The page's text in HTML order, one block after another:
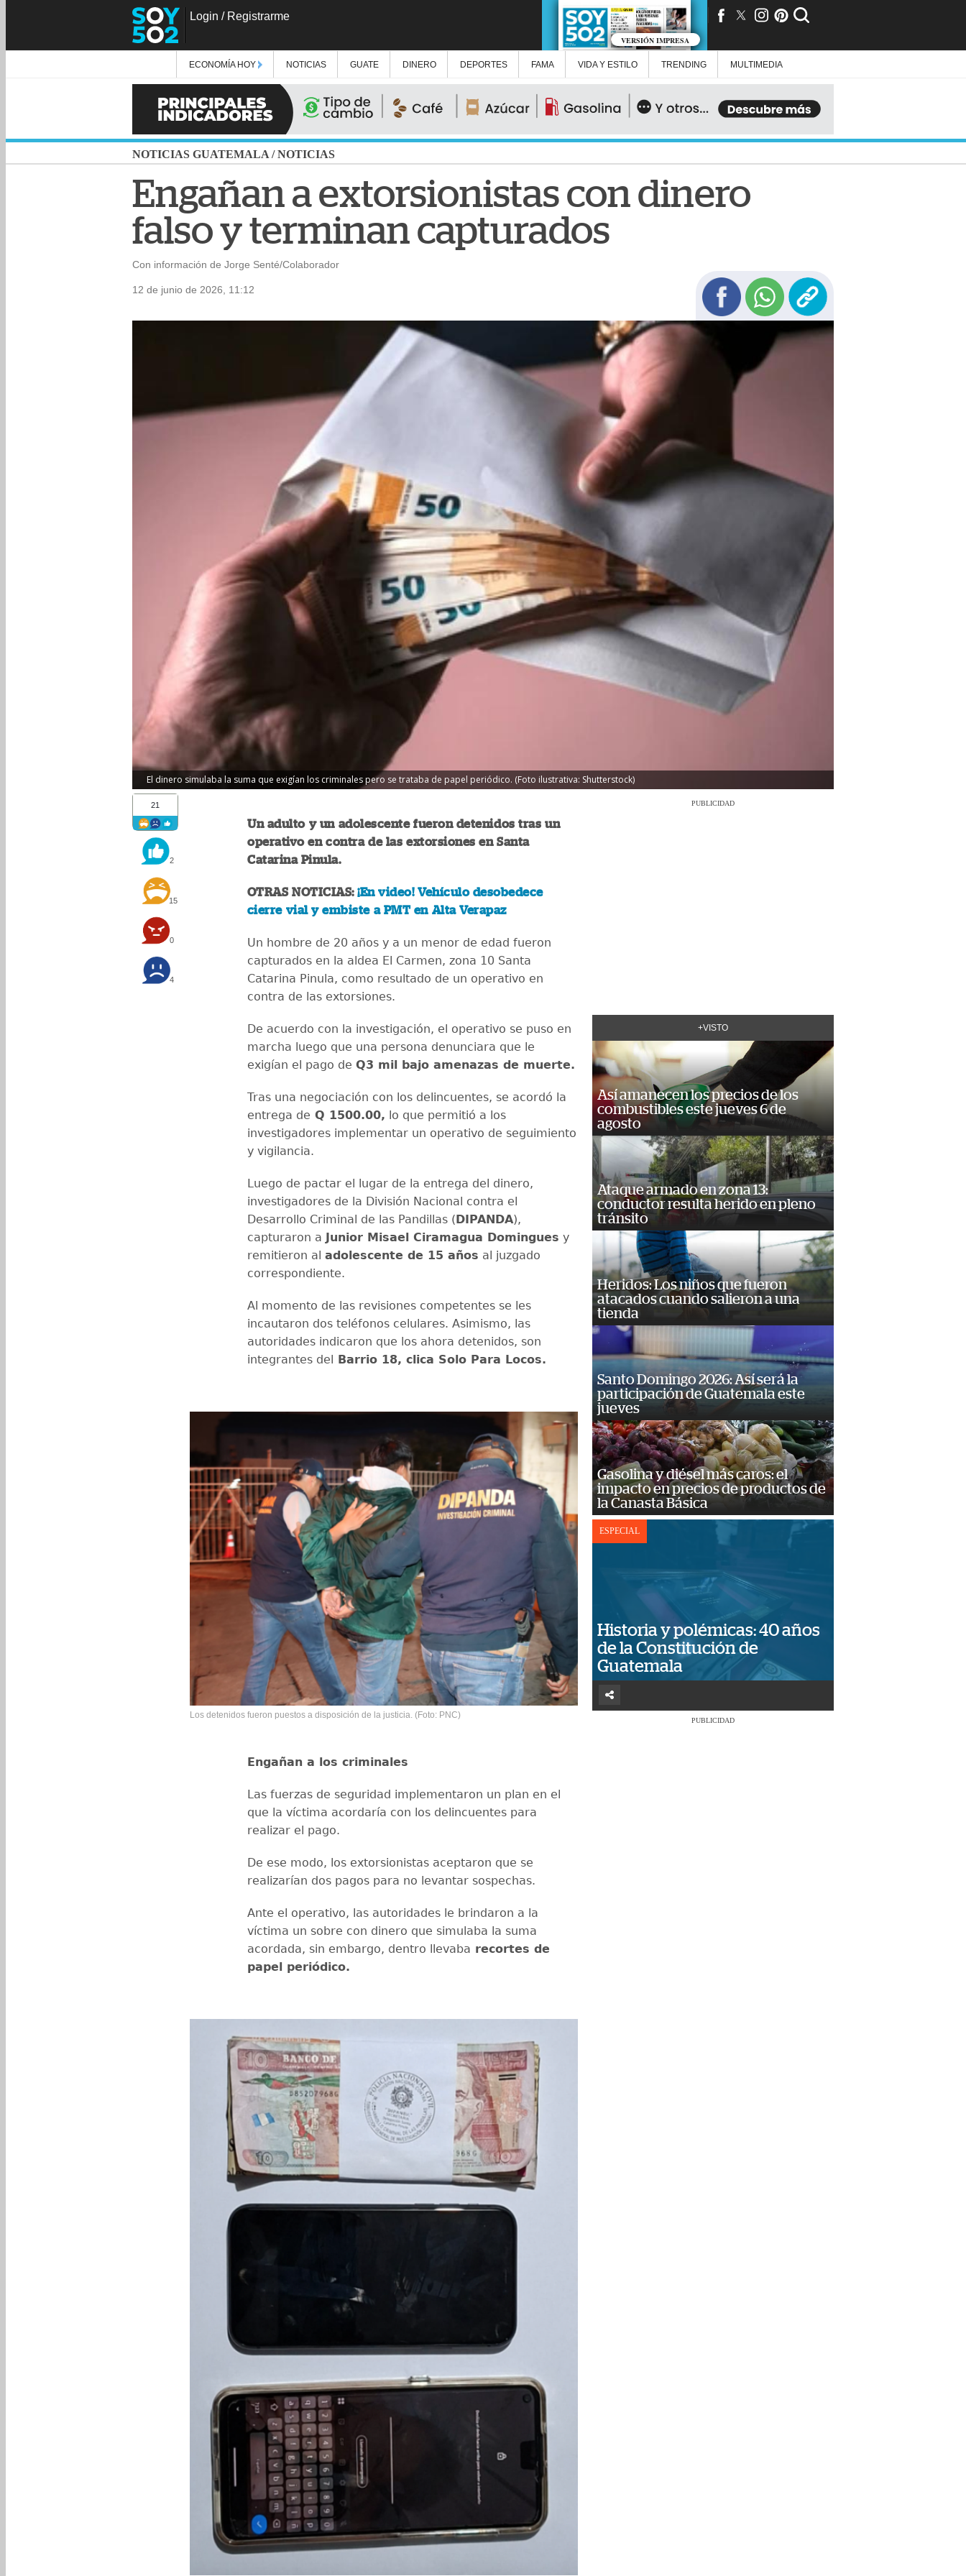
Login / Registrarme
VERSIÓN IMPRESA
ECONOMÍA HOY NOTICIAS GUATE DINERO DEPORTES FAMA VIDA Y ESTILO TRENDING MULTIMEDIA
NOTICIAS GUATEMALA /NOTICIAS
Engañan a extorsionistas con dinero
falso y terminan capturados
Con información de Jorge Senté/Colaborador
12 de junio de 2026, 11:12
El dinero simulaba la suma que exigían los criminales pero se trataba de papel periódico. (Foto ilustrativa: Shutterstock)
21
2
15
0
4
Un adulto y un adolescente fueron detenidos tras un
operativo en contra de las extorsiones en Santa
Catarina Pinula.
OTRAS NOTICIAS:¡En video! Vehículo desobedece
cierre vial y embiste a PMT en Alta Verapaz
Un hombre de 20 años y a un menor de edad fueron
capturados en la aldea El Carmen, zona 10 Santa
Catarina Pinula, como resultado de un operativo en
contra de las extorsiones.
De acuerdo con la investigación, el operativo se puso en
marcha luego que una persona denunciara que le
exigían el pago de Q3 mil bajo amenazas de muerte.
Tras una negociación con los delincuentes, se acordó la
entrega de Q 1500.00, lo que permitió a los
investigadores implementar un operativo de seguimiento
y vigilancia.
Luego de pactar el lugar de la entrega del dinero,
investigadores de la División Nacional contra el
Desarrollo Criminal de las Pandillas (DIPANDA),
capturaron a Junior Misael Ciramagua Domingues y
remitieron al adolescente de 15 años al juzgado
correspondiente.
Al momento de las revisiones competentes se les
incautaron dos teléfonos celulares. Asimismo, las
autoridades indicaron que los ahora detenidos, son
integrantes del Barrio 18, clica Solo Para Locos.
Los detenidos fueron puestos a disposición de la justicia. (Foto: PNC)
Engañan a los criminales
Las fuerzas de seguridad implementaron un plan en el
que la víctima acordaría con los delincuentes para
realizar el pago.
De ese modo, los extorsionistas aceptaron que se
realizarían dos pagos para no levantar sospechas.
Ante el operativo, las autoridades le brindaron a la
víctima un sobre con dinero que simulaba la suma
acordada, sin embargo, dentro llevaba recortes de
papel periódico.
PUBLICIDAD
+VISTO
Así amanecen los precios de los
combustibles este jueves 6 de
agosto
Ataque armado en zona 13:
conductor resulta herido en pleno
tránsito
Heridos: Los niños que fueron
atacados cuando salieron a una
tienda
Santo Domingo 2026: Así será la
participación de Guatemala este
jueves
Gasolina y diésel más caros: el
impacto en precios de productos de
la Canasta Básica
ESPECIAL
Historia y polémicas: 40 años
de la Constitución de
Guatemala
PUBLICIDAD